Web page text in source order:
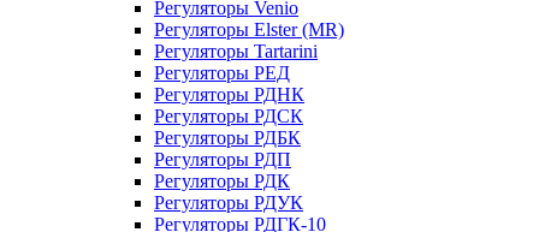
Регуляторы Venio
Регуляторы Elster (MR)
Регуляторы Tartarini
Регуляторы РЕД
Регуляторы РДНК
Регуляторы РДСК
Регуляторы РДБК
Регуляторы РДП
Регуляторы РДК
Регуляторы РДУК
Регуляторы РДГК-10